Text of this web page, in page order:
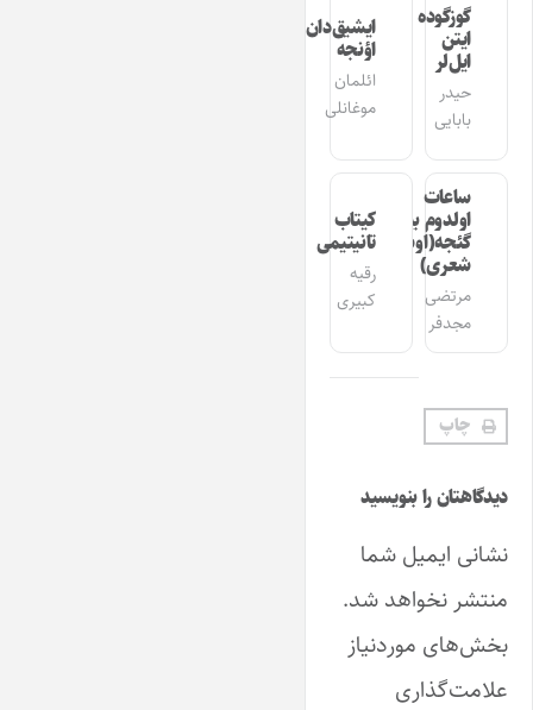
گوزگوده
ایتن
ایل‌لر
حیدر
بابایی
ایشیق‌دان
اؤنجه
ائلمان
موغانلی
ساعات
اولدوم بیر
گئجه(اوشاق
شعری)
مرتضی
مجدفر
کیتاب
تانیتیمی
رقیه
کبیری
چاپ
دیدگاهتان را بنویسید
نشانی ایمیل شما
منتشر نخواهد شد.
بخش‌های موردنیاز
علامت‌گذاری